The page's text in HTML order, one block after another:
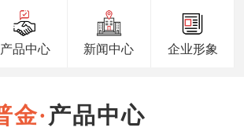
产品中心 新闻中心 企业形象
产品中心